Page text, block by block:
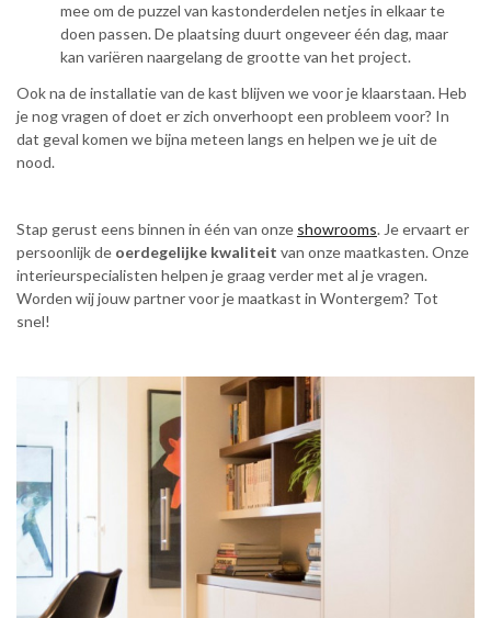
mee om de puzzel van kastonderdelen netjes in elkaar te
doen passen. De plaatsing duurt ongeveer één dag, maar
kan variëren naargelang de grootte van het project.
Ook na de installatie van de kast blijven we voor je klaarstaan. Heb
je nog vragen of doet er zich onverhoopt een probleem voor? In
dat geval komen we bijna meteen langs en helpen we je uit de
nood.
Stap gerust eens binnen in één van onze showrooms. Je ervaart er
persoonlijk de oerdegelijke kwaliteit van onze maatkasten. Onze
interieurspecialisten helpen je graag verder met al je vragen.
Worden wij jouw partner voor je maatkast in Wontergem? Tot
snel!